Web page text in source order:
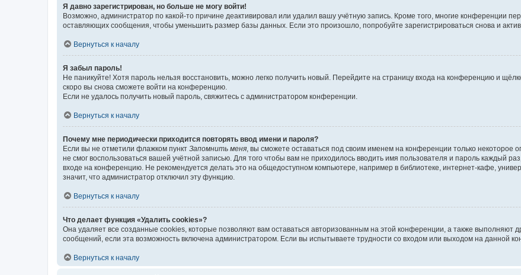
Я давно зарегистрирован, но больше не могу войти!
Возможно, администратор по какой-то причине деактивировал или удалил вашу учётную запись. Кроме того, многие конференции
оставляющих сообщения, чтобы уменьшить размер базы данных. Если это произошло, попробуйте зарегистрироваться снова и
Вернуться к началу
Я забыл пароль!
Не паникуйте! Хотя пароль нельзя восстановить, можно легко получить новый. Перейдите на страницу входа на конференцию и
скоро вы снова сможете войти на конференцию.
Если не удалось получить новый пароль, свяжитесь с администратором конференции.
Вернуться к началу
Почему мне периодически приходится повторять ввод имени и пароля?
Если вы не отметили флажком пункт Запомнить меня, вы сможете оставаться под своим именем на конференции только некоторое
не смог воспользоваться вашей учётной записью. Для того чтобы вам не приходилось вводить имя пользователя и пароль каждый
входе на конференцию. Не рекомендуется делать это на общедоступном компьютере, например в библиотеке, интернет-кафе,
значит, что администратор отключил эту функцию.
Вернуться к началу
Что делает функция «Удалить cookies»?
Она удаляет все созданные cookies, которые позволяют вам оставаться авторизованным на этой конференции, а также выполняют
сообщений, если эта возможность включена администратором. Если вы испытываете трудности со входом или выходом на данной
Вернуться к началу